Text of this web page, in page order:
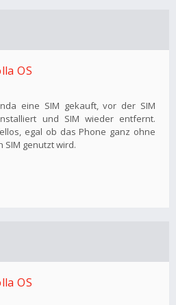
OS
eine SIM gekauft, vor der SIM
und SIM wieder entfernt.
egal ob das Phone ganz ohne
SIM genutzt wird.
OS